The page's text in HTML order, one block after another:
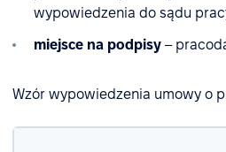
wypowiedzenia do sądu
miejsce na podpisy –
Wzór wypowiedzenia umowy o